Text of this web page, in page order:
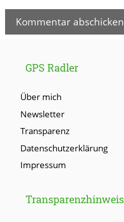
GPS Radler
Über mich
Newsletter
Transparenz
Datenschutzerklärung
Impressum
Transparenzhinweis